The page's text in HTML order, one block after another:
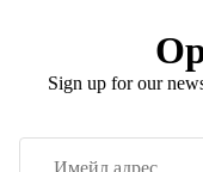
Sign up for our